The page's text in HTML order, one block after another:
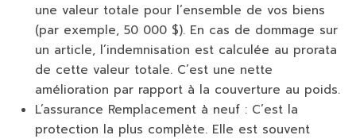
une valeur totale pour l’ensemble de vos biens
(par exemple, 50 000 $). En cas de dommage sur
un article, l’indemnisation est calculée au prorata
de cette valeur totale. C’est une nette
amélioration par rapport à la couverture au poids.
L’assurance Remplacement à neuf : C’est la
protection la plus complète. Elle est souvent